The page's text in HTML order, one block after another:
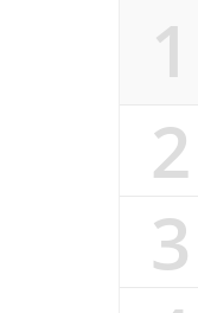
1
2
3